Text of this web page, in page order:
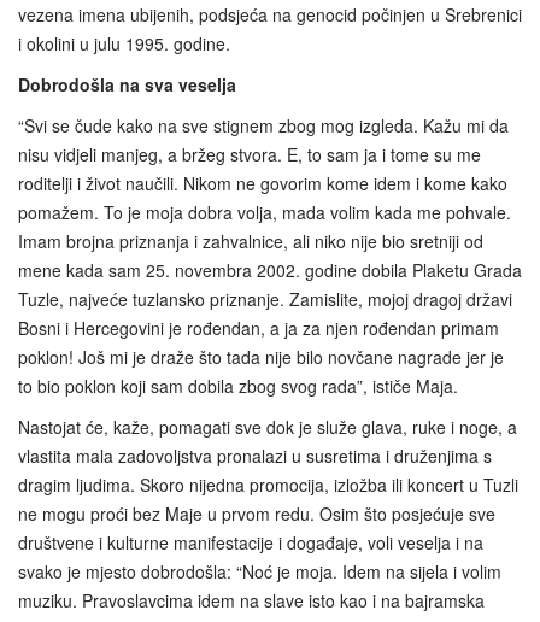
vezena imena ubijenih, podsjeća na genocid počinjen u Srebrenici
i okolini u julu 1995. godine.
Dobrodošla na sva veselja
“Svi se čude kako na sve stignem zbog mog izgleda. Kažu mi da
nisu vidjeli manjeg, a bržeg stvora. E, to sam ja i tome su me
roditelji i život naučili. Nikom ne govorim kome idem i kome kako
pomažem. To je moja dobra volja, mada volim kada me pohvale.
Imam brojna priznanja i zahvalnice, ali niko nije bio sretniji od
mene kada sam 25. novembra 2002. godine dobila Plaketu Grada
Tuzle, najveće tuzlansko priznanje. Zamislite, mojoj dragoj državi
Bosni i Hercegovini je rođendan, a ja za njen rođendan primam
poklon! Još mi je draže što tada nije bilo novčane nagrade jer je
to bio poklon koji sam dobila zbog svog rada”, ističe Maja.
Nastojat će, kaže, pomagati sve dok je služe glava, ruke i noge, a
vlastita mala zadovoljstva pronalazi u susretima i druženjima s
dragim ljudima. Skoro nijedna promocija, izložba ili koncert u Tuzli
ne mogu proći bez Maje u prvom redu. Osim što posjećuje sve
društvene i kulturne manifestacije i događaje, voli veselja i na
svako je mjesto dobrodošla: “Noć je moja. Idem na sijela i volim
muziku. Pravoslavcima idem na slave isto kao i na bajramska